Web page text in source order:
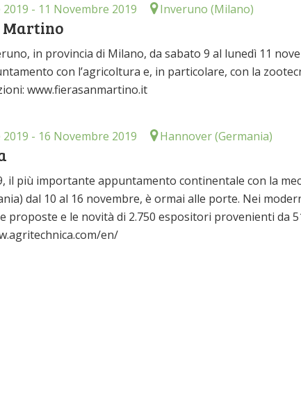
- 11 Novembre 2019 Inveruno (Milano)
Martino
in provincia di Milano, da sabato 9 al lunedì 11
con l’agricoltura e, in particolare, con la
www.fierasanmartino.it
- 16 Novembre 2019 Hannover (Germania)
il più importante appuntamento continentale con la
dal 10 al 16 novembre, è ormai alle porte. Nei
proposte e le novità di 2.750 espositori provenienti da
en/